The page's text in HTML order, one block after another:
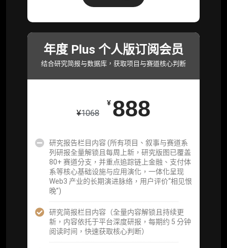
年度 Plus 个人版订阅会员
结合研究简报与数据库，获取项目与赛道核心判断
¥1068
¥ 888
研究报告栏目内容 (所有项目、叙事与赛道系
列研报全量解锁且每周上新，研究版图已覆盖
80+ 赛道分支，并重点追踪链上金融、支付体
系等核心基础设施与应用演化，一体化呈现
Web3 产业的长期演进脉络，用户评价“相见恨
晚”)
研究简报栏目内容（全量内容解锁且持续更
新，内容依托于平台深度研报，每期约 5 分钟
阅读时间，快速获取核心判断）
系等核心基础设施与应用演化，一体化呈现
研究简报栏目内容（内容依托于研报，快速获
取研究对象核心判断）
市场脉搏分析、融资项目解密栏目内容（持续
项目融资数据库
会员周报（一周精华高效吸收）
解锁本会员权限的栏目历史内容
词库（支持报告内术语悬浮释义）
每日内参消息推送